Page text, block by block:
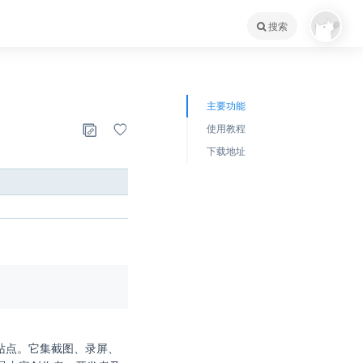
搜索
。它集截图、录屏、
主要功能
使用教程
下载地址